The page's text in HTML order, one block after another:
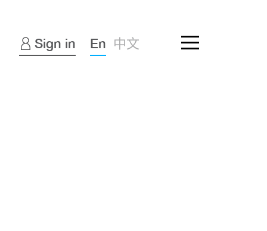
Sign in En 中文